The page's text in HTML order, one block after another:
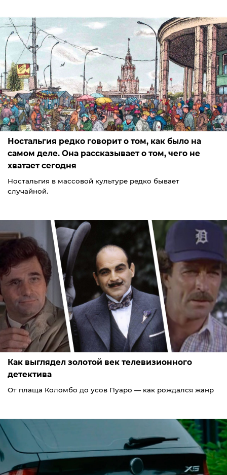
Ностальгия редко говорит о том, как было на
самом деле. Она рассказывает о том, чего не
хватает сегодня
Ностальгия в массовой культуре редко бывает
случайной.
Как выглядел золотой век телевизионного
детектива
От плаща Коломбо до усов Пуаро — как рождался жанр